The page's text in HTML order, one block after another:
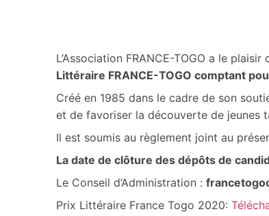
L’Association FRANCE-TOGO a le plaisir
Littéraire FRANCE-TOGO comptant
Créé en 1985 dans le cadre de son
et de favoriser la découverte de jeunes
Il est soumis au règlement joint au
La date de clôture des dépôts de
Le Conseil d’Administration :
Prix Littéraire France Togo 2020: